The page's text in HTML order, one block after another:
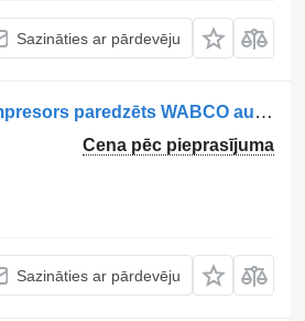
Sazināties ar pārdevēju
Cummins Wabco 9115160107 5286681RX pneimatiskais kompresors paredzēts WABCO autobusa
Cena pēc pieprasījuma
Sazināties ar pārdevēju